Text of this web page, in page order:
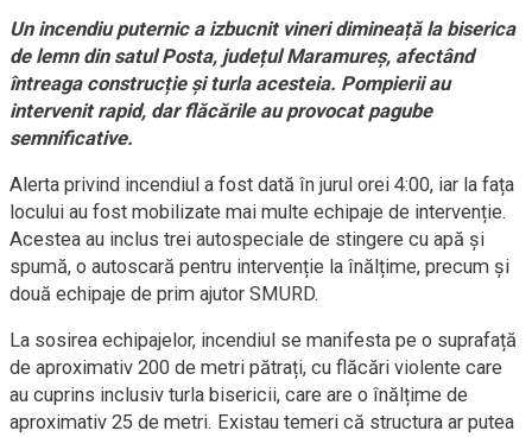
Un incendiu puternic a izbucnit vineri dimineață la biserica
de lemn din satul Posta, județul Maramureș, afectând
întreaga construcție și turla acesteia. Pompierii au
intervenit rapid, dar flăcările au provocat pagube
semnificative.
Alerta privind incendiul a fost dată în jurul orei 4:00, iar la fața
locului au fost mobilizate mai multe echipaje de intervenție.
Acestea au inclus trei autospeciale de stingere cu apă și
spumă, o autoscară pentru intervenție la înălțime, precum și
două echipaje de prim ajutor SMURD.
La sosirea echipajelor, incendiul se manifesta pe o suprafață
de aproximativ 200 de metri pătrați, cu flăcări violente care
au cuprins inclusiv turla bisericii, care are o înălțime de
aproximativ 25 de metri. Existau temeri că structura ar putea